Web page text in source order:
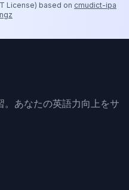
License) based on cmudict-ipa
。あなたの英語力向上をサ